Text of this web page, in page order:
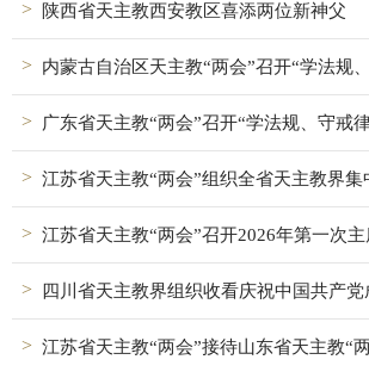
陕西省天主教西安教区喜添两位新神父
内蒙古自治区天主教“两会”召开“学法规、守戒律、重修为、树形象”教育活动工作
广东省天主教“两会”召开“学法规、守戒律、重修为、树形象”教育活动总结
江苏省天主教“两会”组织全省天主教界集中收看庆祝中国共产党成立105
江苏省天主教“两会”召开2026年第一次主席办公会议暨“学法规、守戒律、重修为、树形象”教育
四川省天主教界组织收看庆祝中国共产党成立105周
江苏省天主教“两会”接待山东省天主教“两会”来